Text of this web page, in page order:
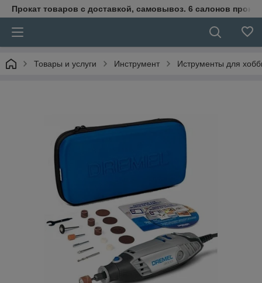
Прокат товаров с доставкой, самовывоз. 6 салонов
Товары и услуги Инструмент Иструменты для